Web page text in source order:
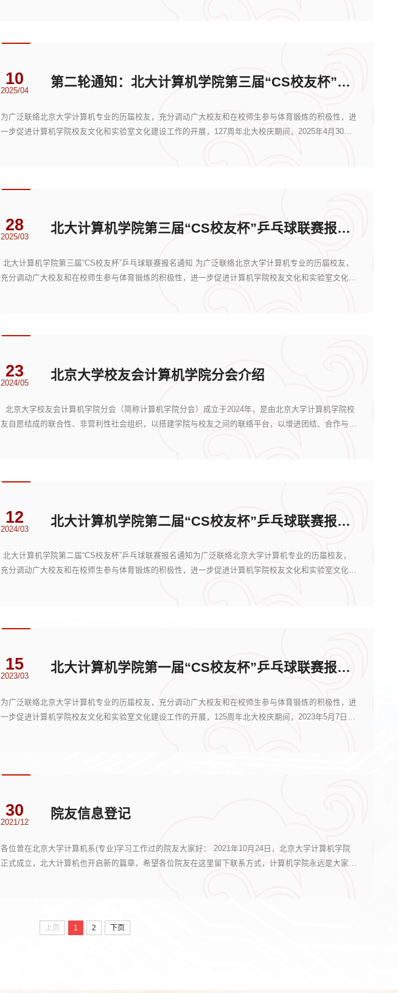
10
2025/04
第二轮通知：北大计算机学院第三届“CS校友杯”乒乓球联赛报名
为广泛联络北京大学计算机专业的历届校友，充分调动广大校友和在校师生参与体育锻炼的积极性，进
一步促进计算机学院校友文化和实验室文化建设工作的开展，127周年北大校庆期间，2025年4月30日
28
2025/03
北大计算机学院第三届“CS校友杯”乒乓球联赛报名通知
北大计算机学院第三届“CS校友杯”乒乓球联赛报名通知 为广泛联络北京大学计算机专业的历届校友，
充分调动广大校友和在校师生参与体育锻炼的积极性，进一步促进计算机学院校友文化和实验室文化建
23
2024/05
北京大学校友会计算机学院分会介绍
北京大学校友会计算机学院分会（简称计算机学院分会）成立于2024年，是由北京大学计算机学院校
友自愿结成的联合性、非营利性社会组织，以搭建学院与校友之间的联络平台，以增进团结、合作与友
12
2024/03
北大计算机学院第二届“CS校友杯”乒乓球联赛报名通知
北大计算机学院第二届“CS校友杯”乒乓球联赛报名通知为广泛联络北京大学计算机专业的历届校友，
充分调动广大校友和在校师生参与体育锻炼的积极性，进一步促进计算机学院校友文化和实验室文化建
15
2023/03
北大计算机学院第一届“CS校友杯”乒乓球联赛报名通知
为广泛联络北京大学计算机专业的历届校友，充分调动广大校友和在校师生参与体育锻炼的积极性，进
一步促进计算机学院校友文化和实验室文化建设工作的开展，125周年北大校庆期间，2023年5月7日于
30
2021/12
院友信息登记
各位曾在北京大学计算机系(专业)学习工作过的院友大家好： 2021年10月24日，北京大学计算机学院
正式成立，北大计算机也开启新的篇章，希望各位院友在这里留下联系方式，计算机学院永远是大家最
上页 1 2 下页